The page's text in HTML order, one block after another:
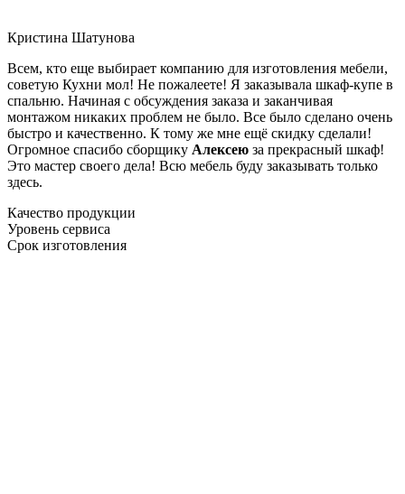
Кристина Шатунова
Всем, кто еще выбирает компанию для изготовления мебели,
советую Кухни мол! Не пожалеете! Я заказывала шкаф-купе в
спальню. Начиная с обсуждения заказа и заканчивая
монтажом никаких проблем не было. Все было сделано очень
быстро и качественно. К тому же мне ещё скидку сделали!
Огромное спасибо сборщику Алексею за прекрасный шкаф!
Это мастер своего дела! Всю мебель буду заказывать только
здесь.
Качество продукции
Уровень сервиса
Срок изготовления